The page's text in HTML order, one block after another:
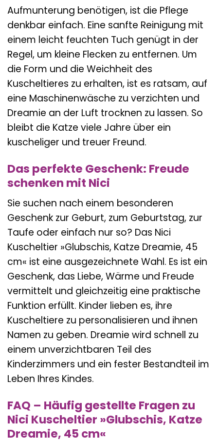
Aufmunterung benötigen, ist die Pflege
denkbar einfach. Eine sanfte Reinigung mit
einem leicht feuchten Tuch genügt in der
Regel, um kleine Flecken zu entfernen. Um
die Form und die Weichheit des
Kuscheltieres zu erhalten, ist es ratsam, auf
eine Maschinenwäsche zu verzichten und
Dreamie an der Luft trocknen zu lassen. So
bleibt die Katze viele Jahre über ein
kuscheliger und treuer Freund.
Das perfekte Geschenk: Freude
schenken mit Nici
Sie suchen nach einem besonderen
Geschenk zur Geburt, zum Geburtstag, zur
Taufe oder einfach nur so? Das Nici
Kuscheltier »Glubschis, Katze Dreamie, 45
cm« ist eine ausgezeichnete Wahl. Es ist ein
Geschenk, das Liebe, Wärme und Freude
vermittelt und gleichzeitig eine praktische
Funktion erfüllt. Kinder lieben es, ihre
Kuscheltiere zu personalisieren und ihnen
Namen zu geben. Dreamie wird schnell zu
einem unverzichtbaren Teil des
Kinderzimmers und ein fester Bestandteil im
Leben Ihres Kindes.
FAQ – Häufig gestellte Fragen zu
Nici Kuscheltier »Glubschis, Katze
Dreamie, 45 cm«